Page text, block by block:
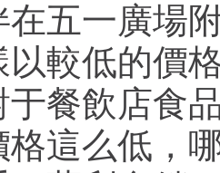
五一廣場
以較低的價
飲店食品
格這么低，